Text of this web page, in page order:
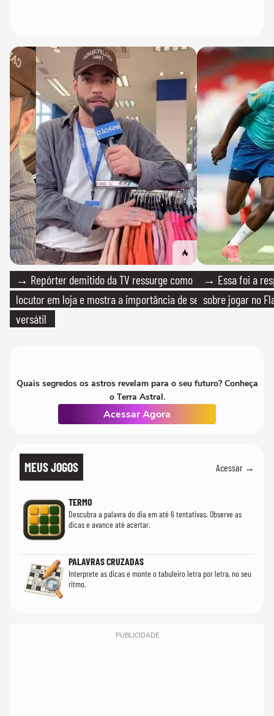
→ Repórter demitido da TV ressurge como
locutor em loja e mostra a importância de ser
versátil
→ Essa foi a
sobre jogar no
Quais segredos os astros revelam para o seu futuro? Conheça
o Terra Astral.
Acessar Agora
MEUS JOGOS Acessar →
TERMO
Descubra a palavra do dia em até 6 tentativas. Observe as
dicas e avance até acertar.
PALAVRAS CRUZADAS
Interprete as dicas e monte o tabuleiro letra por letra, no seu
ritmo.
PUBLICIDADE